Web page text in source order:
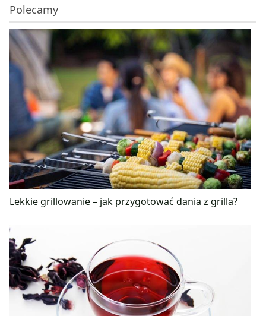
Polecamy
Lekkie grillowanie – jak przygotować dania z grilla?